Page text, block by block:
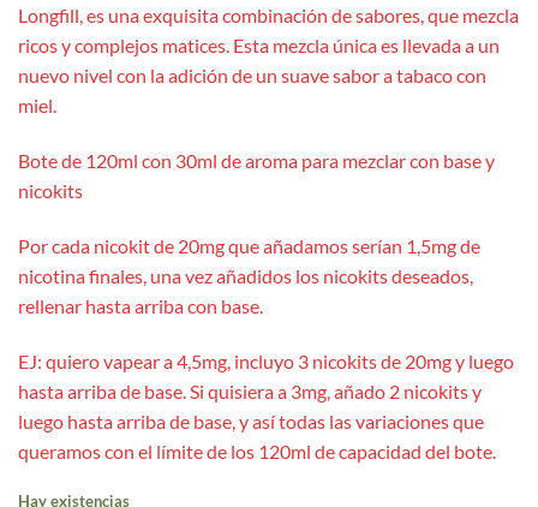
Longfill, es una exquisita combinación de sabores, que mezcla
ricos y complejos matices. Esta mezcla única es llevada a un
nuevo nivel con la adición de un suave sabor a tabaco con
miel.
Bote de 120ml con 30ml de aroma para mezclar con base y
nicokits
Por cada nicokit de 20mg que añadamos serían 1,5mg de
nicotina finales, una vez añadidos los nicokits deseados,
rellenar hasta arriba con base.
EJ: quiero vapear a 4,5mg, incluyo 3 nicokits de 20mg y luego
hasta arriba de base. Si quisiera a 3mg, añado 2 nicokits y
luego hasta arriba de base, y así todas las variaciones que
queramos con el límite de los 120ml de capacidad del bote.
Hay existencias